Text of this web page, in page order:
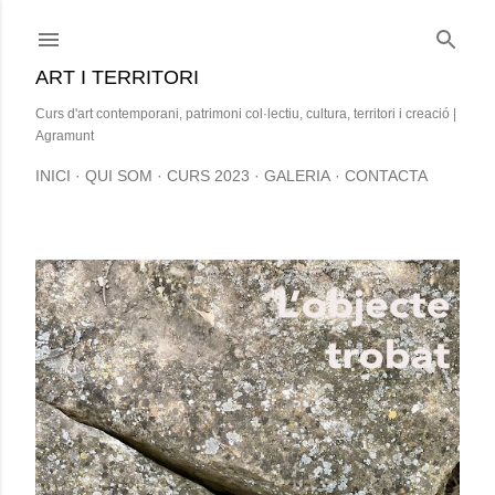
ART I TERRITORI
Curs d'art contemporani, patrimoni col·lectiu, cultura, territori i creació |
Agramunt
INICI QUI SOM CURS 2023 GALERIA CONTACTA
E
n
t
r
a